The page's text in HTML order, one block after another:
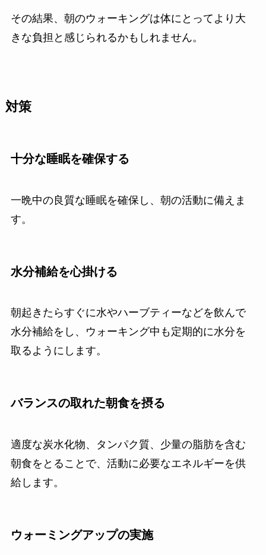
その結果、朝のウォーキングは体にとってより大
きな負担と感じられるかもしれません。
対策
十分な睡眠を確保する
一晩中の良質な睡眠を確保し、朝の活動に備えま
す。
水分補給を心掛ける
朝起きたらすぐに水やハーブティーなどを飲んで
水分補給をし、ウォーキング中も定期的に水分を
取るようにします。
バランスの取れた朝食を摂る
適度な炭水化物、タンパク質、少量の脂肪を含む
朝食をとることで、活動に必要なエネルギーを供
給します。
ウォーミングアップの実施